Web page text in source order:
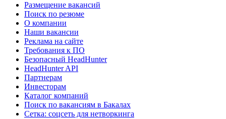
Размещение вакансий
Поиск по резюме
О компании
Наши вакансии
Реклама на сайте
Требования к ПО
Безопасный HeadHunter
HeadHunter API
Партнерам
Инвесторам
Каталог компаний
Поиск по вакансиям в Бакалах
Сетка: соцсеть для нетворкинга